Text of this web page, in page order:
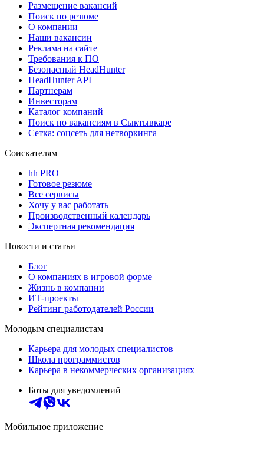
Размещение вакансий
Поиск по резюме
О компании
Наши вакансии
Реклама на сайте
Требования к ПО
Безопасный HeadHunter
HeadHunter API
Партнерам
Инвесторам
Каталог компаний
Поиск по вакансиям в Сыктывкаре
Сетка: соцсеть для нетворкинга
Соискателям
hh PRO
Готовое резюме
Все сервисы
Хочу у вас работать
Производственный календарь
Экспертная рекомендация
Новости и статьи
Блог
О компаниях в игровой форме
Жизнь в компании
ИТ-проекты
Рейтинг работодателей России
Молодым специалистам
Карьера для молодых специалистов
Школа программистов
Карьера в некоммерческих организациях
Боты для уведомлений
Мобильное приложение